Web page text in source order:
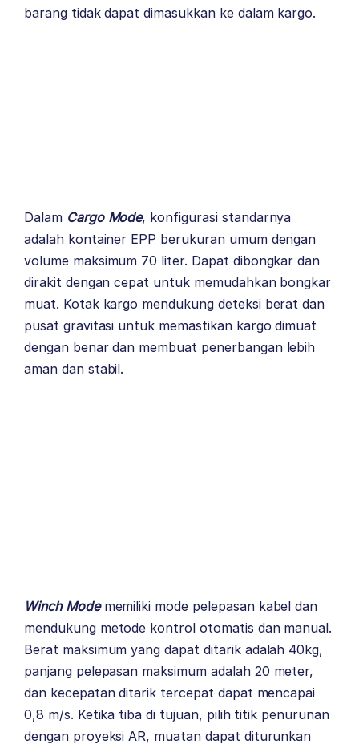
barang tidak dapat dimasukkan ke dalam kargo.
Dalam Cargo Mode, konfigurasi standarnya
adalah kontainer EPP berukuran umum dengan
volume maksimum 70 liter. Dapat dibongkar dan
dirakit dengan cepat untuk memudahkan bongkar
muat. Kotak kargo mendukung deteksi berat dan
pusat gravitasi untuk memastikan kargo dimuat
dengan benar dan membuat penerbangan lebih
aman dan stabil.
Winch Mode memiliki mode pelepasan kabel dan
mendukung metode kontrol otomatis dan manual.
Berat maksimum yang dapat ditarik adalah 40kg,
panjang pelepasan maksimum adalah 20 meter,
dan kecepatan ditarik tercepat dapat mencapai
0,8 m/s. Ketika tiba di tujuan, pilih titik penurunan
dengan proyeksi AR, muatan dapat diturunkan